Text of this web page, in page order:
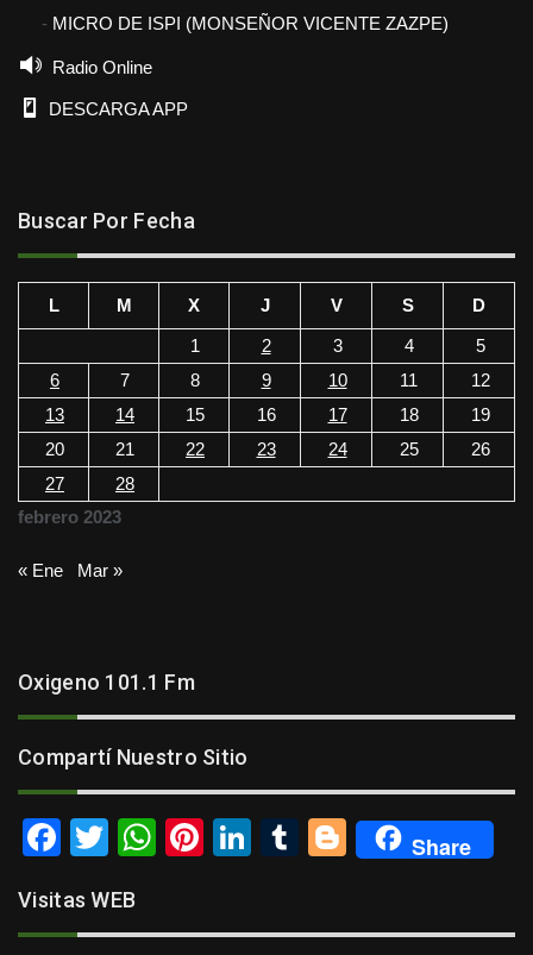
MICRO DE ISPI (MONSEÑOR VICENTE ZAZPE)
Radio Online
DESCARGA APP
Buscar Por Fecha
febrero 2023
L M X J V S
D
1
2 3 4
5
6
7 8 9 10 11
12
13
14 15 16 17 18
19
20
21 22 23 24 25
26
27
28
« Ene Mar »
Oxigeno 101.1 Fm
Compartí Nuestro Sitio
F
c
T
tt
W
Pi
Li
T
Bl
Share
Visitas WEB